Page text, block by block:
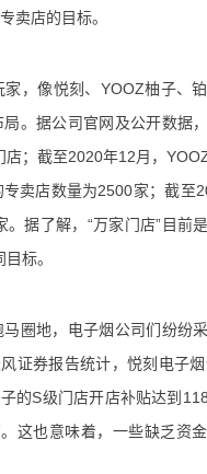
卖店的目标。
，像悦刻、YOOZ柚子、
。据公司官网及公开数据
；截至2020年12月，
专卖店数量为2500家；截至
。据了解，“万家门店”目前
标。
圈地，电子烟公司们纷纷
风证券报告统计，悦刻电子
的S级门店开店补贴达到
这也意味着，一些缺乏资